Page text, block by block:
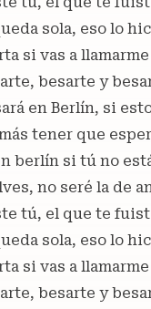
sola, eso lo
si vas a llamarme
besarte y
en Berlín, si
tener que
berlín si tú no
no seré la de
tú, el que te
sola, eso lo
si vas a llamarme
besarte y